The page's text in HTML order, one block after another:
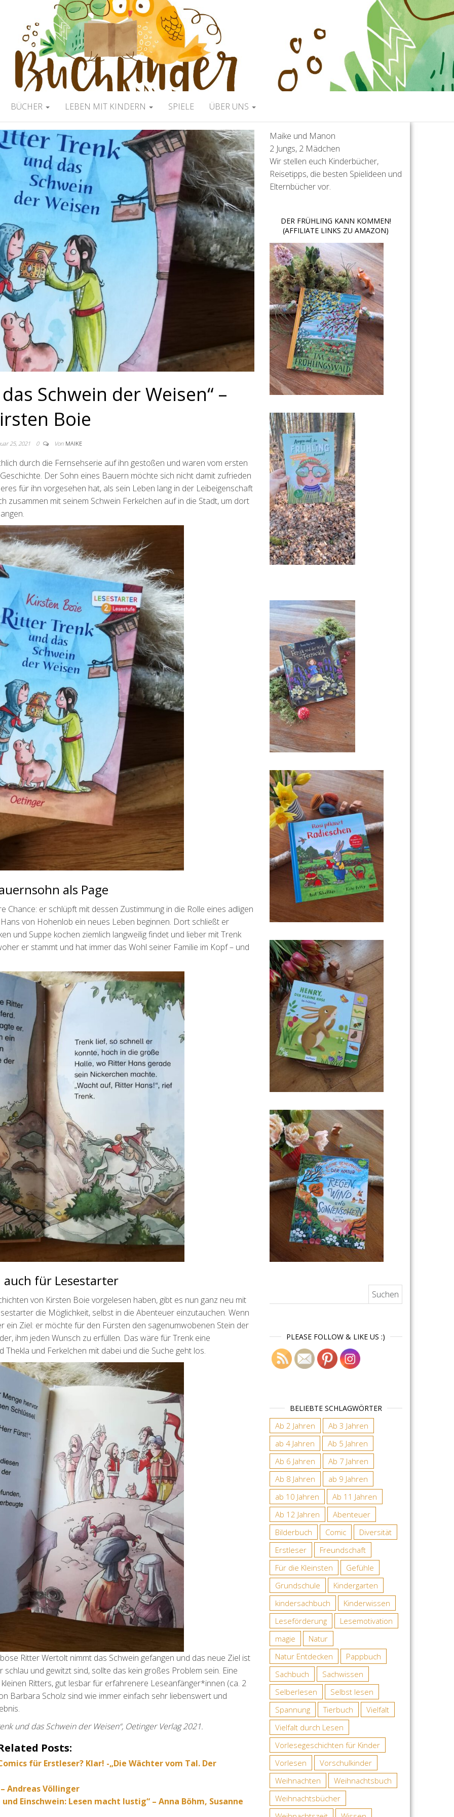
BÜCHER LEBEN MIT KINDERN SPIELE ÜBER UNS
Schwein der Weisen“ –
Boie
25, 2021 0 Von MAIKE
durch die Fernsehserie auf ihn gestoßen und waren vom ersten
Der Sohn eines Bauern möchte sich nicht damit zufrieden
für ihn vorgesehen hat, als sein Leben lang in der Leibeigenschaft
zusammen mit seinem Schwein Ferkelchen auf in die Stadt, um dort
als Page
er schlüpft mit dessen Zustimmung in die Rolle eines adligen
von Hohenlob ein neues Leben beginnen. Dort schließt er
und Suppe kochen ziemlich langweilig findet und lieber mit Trenk
er stammt und hat immer das Wohl seiner Familie im Kopf – und
auch für Lesestarter
von Kirsten Boie vorgelesen haben, gibt es nun ganz neu mit
die Möglichkeit, selbst in die Abenteuer einzutauchen. Wenn
ein Ziel: er möchte für den Fürsten den sagenumwobenen Stein der
ihm jeden Wunsch zu erfüllen. Das wäre für Trenk eine
und Ferkelchen mit dabei und die Suche geht los.
Ritter Wertolt nimmt das Schwein gefangen und das neue Ziel ist
und gewitzt sind, sollte das kein großes Problem sein. Eine
Ritters, gut lesbar für erfahrenere Leseanfänger*innen (ca. 2
Barbara Scholz sind wie immer einfach sehr liebenswert und
und das Schwein der Weisen“, Oetinger Verlag 2021.
Posts:
für Erstleser? Klar! -„Die Wächter vom Tal. Der
Andreas Völlinger
Einschwein: Lesen macht lustig“ – Anna Böhm, Susanne
Maike und Manon
2 Jungs, 2 Mädchen
Wir stellen euch Kinderbücher,
Reisetipps, die besten Spielideen und
Elternbücher vor.
DER FRÜHLING KANN KOMMEN!
(AFFILIATE LINKS ZU AMAZON)
PLEASE FOLLOW & LIKE US :)
BELIEBTE SCHLAGWÖRTER
Ab 2 Jahren
Ab 3 Jahren
ab 4 Jahren
Ab 5 Jahren
Ab 6 Jahren
Ab 7 Jahren
Ab 8 Jahren
ab 9 Jahren
ab 10 Jahren
Ab 11 Jahren
Ab 12 Jahren
Abenteuer
Bilderbuch
Comic
Diversität
Erstleser
Freundschaft
Für die Kleinsten
Gefühle
Grundschule
Kindergarten
kindersachbuch
Kinderwissen
Leseförderung
Lesemotivation
magie
Natur
Natur Entdecken
Pappbuch
Sachbuch
Sachwissen
Selberlesen
Selbst lesen
Spannung
Tierbuch
Vielfalt
Vielfalt durch Lesen
Vorlesegeschichten für Kinder
Vorlesen
Vorschulkinder
Weihnachten
Weihnachtsbuch
Weihnachtsbücher